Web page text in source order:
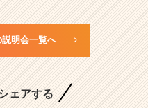
明会一覧へ
ェアする